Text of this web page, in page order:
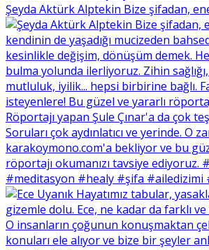
Şeyda Aktürk Alptekin Bize şifadan,